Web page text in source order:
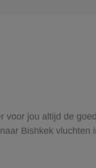
voor jou altijd de
Bishkek vluchten